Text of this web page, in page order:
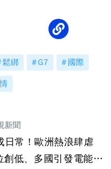
鬆綁 G7 國際
新聞
日常！歐洲熱浪肆虐
創低、多國引發電能危